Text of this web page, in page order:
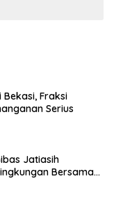
Fraksi
Serius
Jatiasih
Bersama